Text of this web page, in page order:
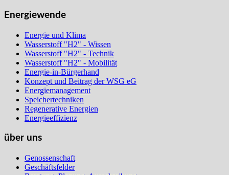
Energiewende
Energie und Klima
Wasserstoff "H2" - Wissen
Wasserstoff "H2" - Technik
Wasserstoff "H2" - Mobilität
Energie-in-Bürgerhand
Konzept und Beitrag der WSG eG
Energiemanagement
Speichertechniken
Regenerative Energien
Energieeffizienz
über uns
Genossenschaft
Geschäftsfelder